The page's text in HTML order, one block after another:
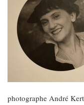
photographe André